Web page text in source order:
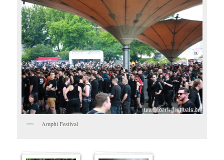
Amphi Festival